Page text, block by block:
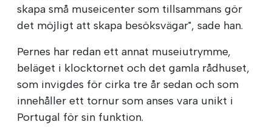
skapa små museicenter som tillsammans gör
det möjligt att skapa besöksvägar", sade han.
Pernes har redan ett annat museiutrymme,
beläget i klocktornet och det gamla rådhuset,
som invigdes för cirka tre år sedan och som
innehåller ett tornur som anses vara unikt i
Portugal för sin funktion.